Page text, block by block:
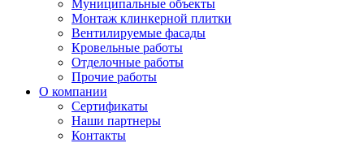
Муниципальные объекты
Монтаж клинкерной плитки
Вентилируемые фасады
Кровельные работы
Отделочные работы
Прочие работы
О компании
Сертификаты
Наши партнеры
Контакты